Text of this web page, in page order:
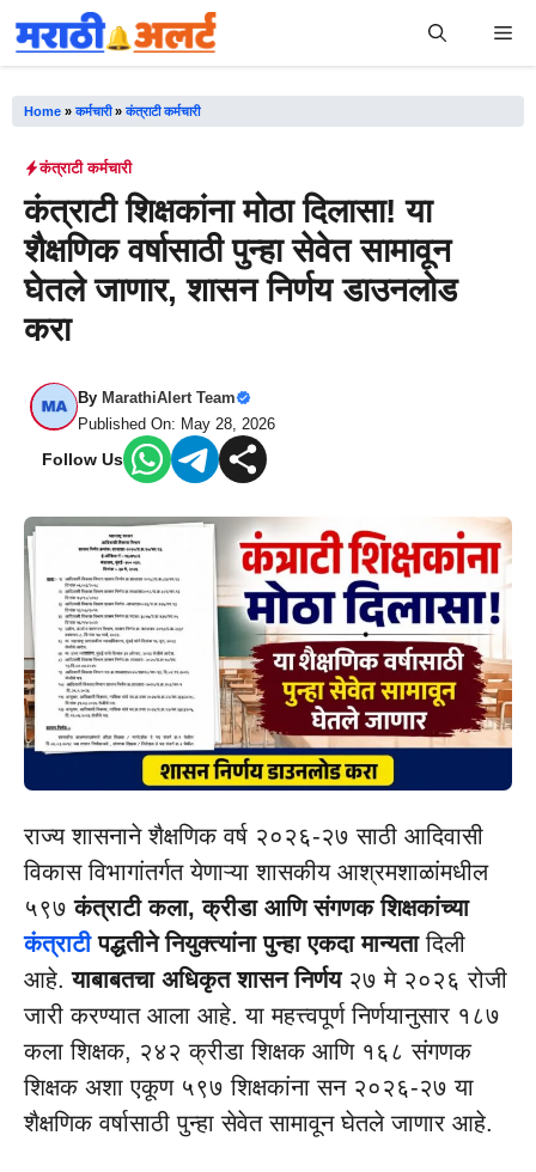
Skip
to
Home »कर्मचारी»कंत्राटी कर्मचारी
कंत्राटी कर्मचारी
कंत्राटी शिक्षकांना मोठा दिलासा! या
शैक्षणिक वर्षासाठी पुन्हा सेवेत सामावून
घेतले जाणार, शासन निर्णय डाउनलोड
करा
By MarathiAlert Team
Published On: May 28, 2026
Follow Us
राज्य शासनाने शैक्षणिक वर्ष २०२६-२७ साठी आदिवासी
विकास विभागांतर्गत येणाऱ्या शासकीय आश्रमशाळांमधील
५९७ कंत्राटी कला, क्रीडा आणि संगणक शिक्षकांच्या
कंत्राटीपद्धतीने नियुक्त्यांना पुन्हा एकदा मान्यतादिली
आहे.याबाबतचा अधिकृत शासन निर्णय२७ मे २०२६ रोजी
जारी करण्यात आला आहे. या महत्त्वपूर्ण निर्णयानुसार १८७
कला शिक्षक, २४२ क्रीडा शिक्षक आणि १६८ संगणक
शिक्षक अशा एकूण ५९७ शिक्षकांना सन २०२६-२७ या
शैक्षणिक वर्षासाठी पुन्हा सेवेत सामावून घेतले जाणार आहे.